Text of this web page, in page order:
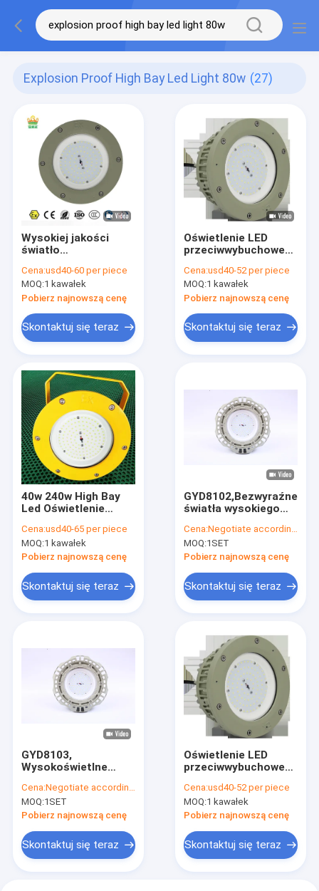
Explosion Proof High Bay Led Light 80w (27)
Wysokiej jakości
światło
ATEX 100W 150W
200W
Cena:usd40-60 per piece
MOQ:1 kawałek
Pobierz najnowszą cenę
Skontaktuj się teraz
Oświetlenie LED
przeciwwybuchowe
Stadium Projection
Gas Environment
Cena:usd40-52 per piece
MOQ:1 kawałek
Pobierz najnowszą cenę
Skontaktuj się teraz
40w 240w High Bay
Led Oświetlenie
Strefa lampy 21
Strefa 22
Cena:usd40-65 per piece
MOQ:1 kawałek
Pobierz najnowszą cenę
Skontaktuj się teraz
GYD8102,Bezwyraźne
światła wysokiego
w strefie 1, 2 i 21,
22przemysł kopalni
gazu naftowego,
100w
Cena:Negotiate according to buyer's requirements
MOQ:1SET
Pobierz najnowszą cenę
Skontaktuj się teraz
GYD8103,
Wysokoświetlne
wybuchoodporne,EAC,IP66,WF2,
stosowane w strefie
1, 2 i 21, 22 w
wydobywczym ropy
naftowej i gazu,
200w
Cena:Negotiate according to buyer's requirements
MOQ:1SET
Pobierz najnowszą cenę
Skontaktuj się teraz
Oświetlenie LED
przeciwwybuchowe
Stadium Projection
Gas Environment
Cena:usd40-52 per piece
MOQ:1 kawałek
Pobierz najnowszą cenę
Skontaktuj się teraz